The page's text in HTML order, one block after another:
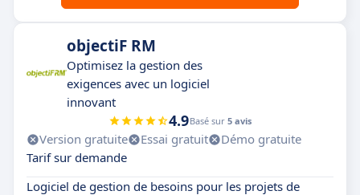
objectiF RM
Optimisez la gestion des
exigences avec un logiciel
innovant
4.9Basé sur 5 avis
Version gratuite Essai gratuit
Démo gratuite
Tarif sur demande
Logiciel de gestion de besoins pour les projets de